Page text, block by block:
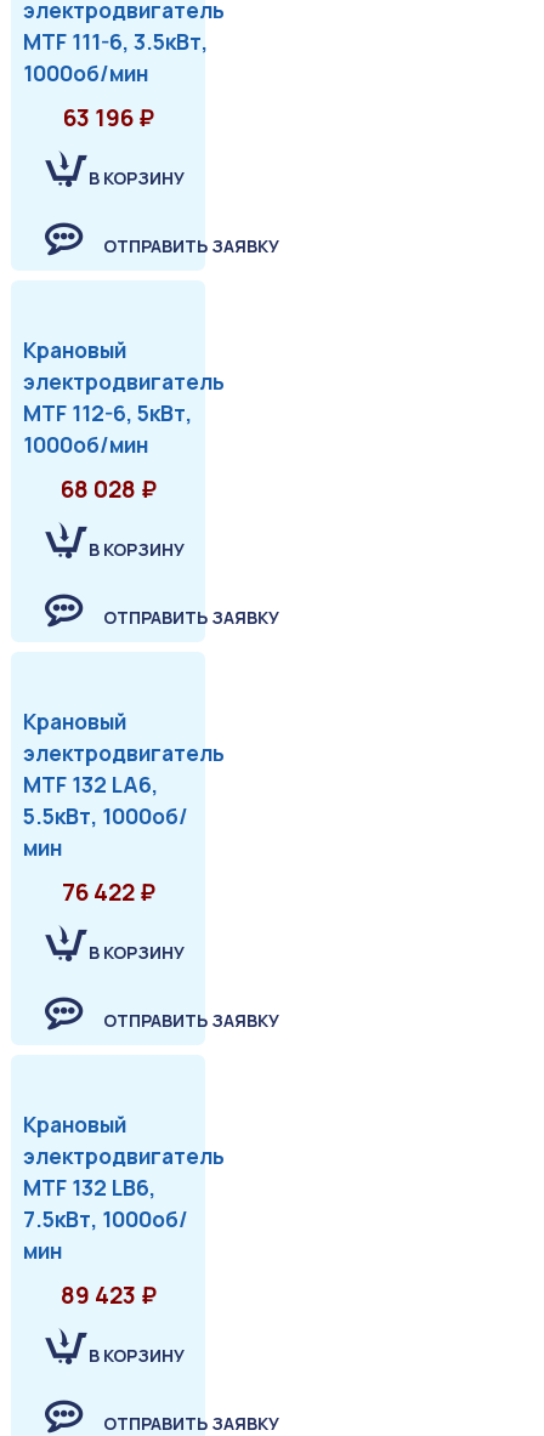
электродвигатель
MTF 111-6, 3.5кВт,
1000об/мин
63 196 ₽
В КОРЗИНУ
ОТПРАВИТЬ ЗАЯВКУ
Крановый
электродвигатель
MTF 112-6, 5кВт,
1000об/мин
68 028 ₽
В КОРЗИНУ
ОТПРАВИТЬ ЗАЯВКУ
Крановый
электродвигатель
MTF 132 LA6,
5.5кВт, 1000об/
мин
76 422 ₽
В КОРЗИНУ
ОТПРАВИТЬ ЗАЯВКУ
Крановый
электродвигатель
MTF 132 LB6,
7.5кВт, 1000об/
мин
89 423 ₽
В КОРЗИНУ
ОТПРАВИТЬ ЗАЯВКУ